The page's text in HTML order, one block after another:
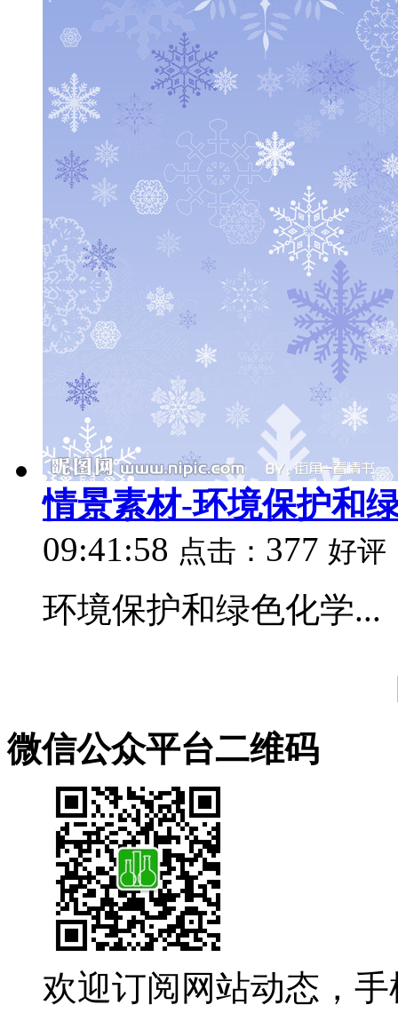
情景素材-环境保护和
09:41:58 点击： 377 好评
环境保护和绿色化学...
微信公众平台二维码
欢迎订阅网站动态，